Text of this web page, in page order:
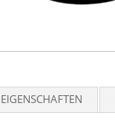
EIGENSCHAFTEN